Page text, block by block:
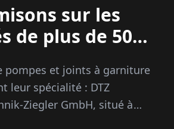
sur les
de plus de 50
pompes et joints à garniture
leur spécialité : DTZ
Ziegler GmbH, situé à